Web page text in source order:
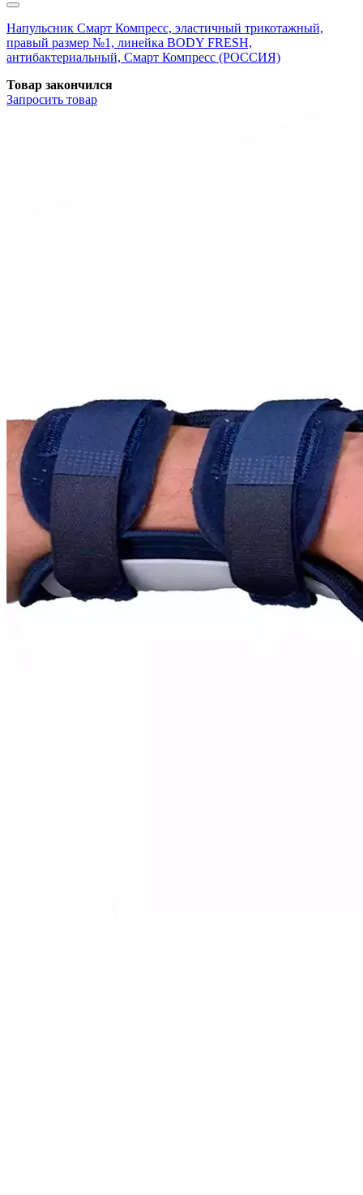
Напульсник Смарт Компресс, эластичный трикотажный,
правый размер №1, линейка BODY FRESH,
антибактериальный, Смарт Компресс (РОССИЯ)
Товар закончился
Запросить товар